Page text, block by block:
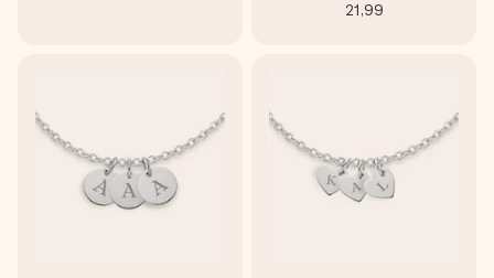
21,99